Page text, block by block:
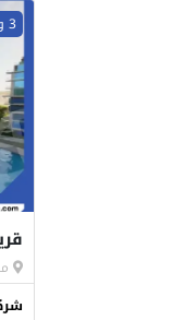
3 وحدات